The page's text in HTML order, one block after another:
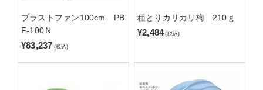
ブラストファン100cm PB
F-100Ｎ
¥83,237 (税込)
種とりカリカリ梅 210ｇ
¥2,484 (税込)